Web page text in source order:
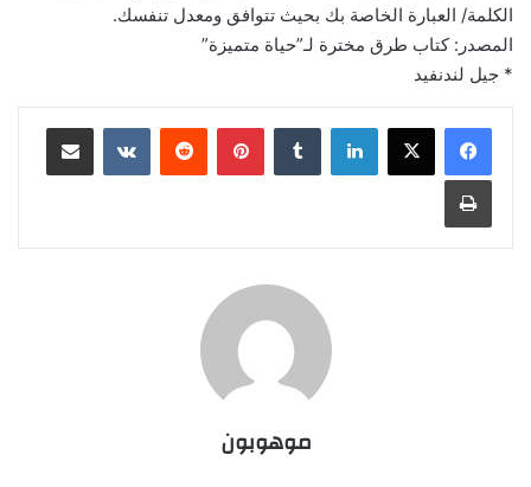
الكلمة/ العبارة الخاصة بك بحيث تتوافق ومعدل تنفسك.
المصدر: كتاب طرق مخترة لـ”حياة متميزة”
* جيل لندنفيد
لينكدإن بينتيريست
موهوبون